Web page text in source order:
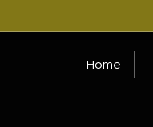
Home